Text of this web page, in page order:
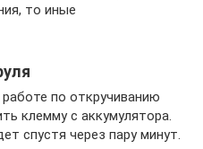
то иные
по откручиванию
клемму с аккумулятора.
спустя через пару минут.